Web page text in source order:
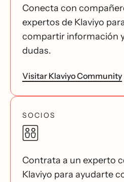
Conecta con
expertos de Klaviyo
compartir información
dudas.
Visitar Klaviyo Community
SOCIOS
Contrata a un experto
Klaviyo para ayudarte